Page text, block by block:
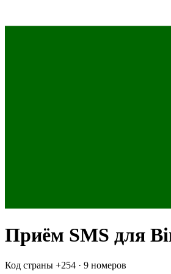
Приём SMS для
Код страны +254 · 9 номеров